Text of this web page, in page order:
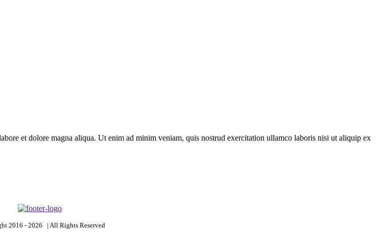
et dolore magna aliqua. Ut enim ad minim veniam, quis nostrud exercitation ullamco laboris nisi ut aliquip ex
2016 - 2026 | All Rights Reserved